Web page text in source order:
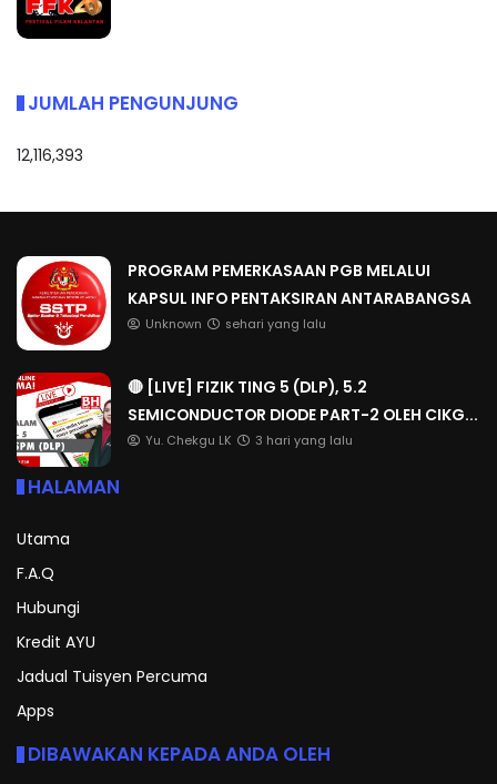
JUMLAH PENGUNJUNG
12,116,393
PROGRAM PEMERKASAAN PGB MELALUI
KAPSUL INFO PENTAKSIRAN ANTARABANGSA
Unknown sehari yang lalu
🔴 [LIVE] FIZIK TING 5 (DLP), 5.2
SEMICONDUCTOR DIODE PART-2 OLEH CIKG...
Yu. Chekgu LK 3 hari yang lalu
HALAMAN
Utama
F.A.Q
Hubungi
Kredit AYU
Jadual Tuisyen Percuma
Apps
DIBAWAKAN KEPADA ANDA OLEH